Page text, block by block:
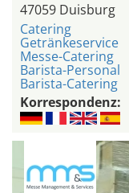
47059 Duisburg
Catering
Getränkeservice
Messe-Catering
Barista-Personal
Barista-Catering
Korrespondenz: